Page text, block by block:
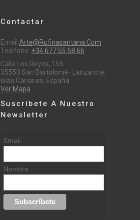
Contactar
Email:Arte@rufinasantana.com
Teléfono: +34 677 55 68 66
Calle Los Reyes, 155
35550 San Bartolomé- Lanzarote,
Islas Canarias, España.
Ver Mapa
Suscríbete A Nuestro
Newsletter
Email
Nombre